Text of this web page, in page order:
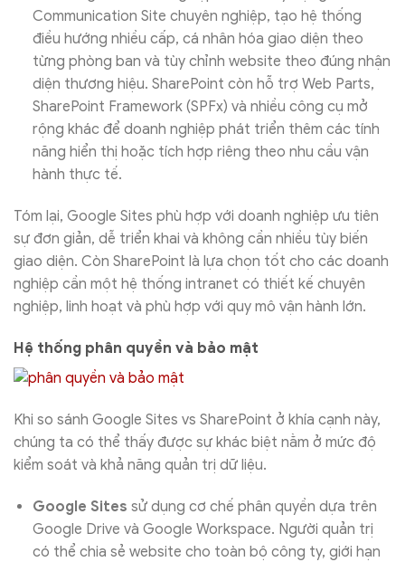
Communication Site chuyên nghiệp, tạo hệ thống
điều hướng nhiều cấp, cá nhân hóa giao diện theo
từng phòng ban và tùy chỉnh website theo đúng nhận
diện thương hiệu. SharePoint còn hỗ trợ Web Parts,
SharePoint Framework (SPFx) và nhiều công cụ mở
rộng khác để doanh nghiệp phát triển thêm các tính
năng hiển thị hoặc tích hợp riêng theo nhu cầu vận
hành thực tế.
Tóm lại, Google Sites phù hợp với doanh nghiệp ưu tiên
sự đơn giản, dễ triển khai và không cần nhiều tùy biến
giao diện. Còn SharePoint là lựa chọn tốt cho các doanh
nghiệp cần một hệ thống intranet có thiết kế chuyên
nghiệp, linh hoạt và phù hợp với quy mô vận hành lớn.
Hệ thống phân quyền và bảo mật
Khi so sánh Google Sites vs SharePoint ở khía cạnh này,
chúng ta có thể thấy được sự khác biệt nằm ở mức độ
kiểm soát và khả năng quản trị dữ liệu.
Google Sites sử dụng cơ chế phân quyền dựa trên
Google Drive và Google Workspace. Người quản trị
có thể chia sẻ website cho toàn bộ công ty, giới hạn